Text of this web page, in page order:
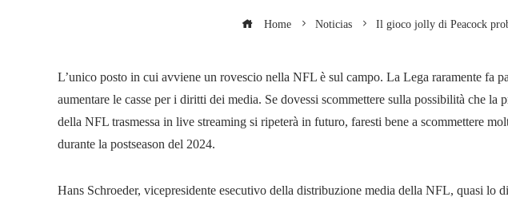
Home Noticias Il gioco jolly di Peacock
L’unico posto in cui avviene un rovescio nella NFL è sul campo. La Lega raramente fa
aumentare le casse per i diritti dei media. Se dovessi scommettere sulla possibilità che la
della NFL trasmessa in live streaming si ripeterà in futuro, faresti bene a scommettere
durante la postseason del 2024.
Hans Schroeder, vicepresidente esecutivo della distribuzione media della NFL, quasi lo